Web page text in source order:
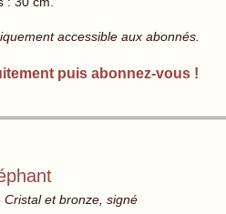
accessible aux abonnés.
puis abonnez-vous !
et bronze, signé